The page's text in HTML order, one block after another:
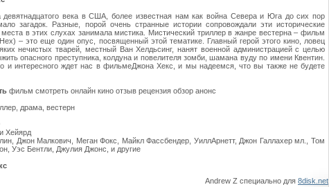
девятнадцатого века в США, более известная нам как война Севера и Юга до сих пор
загадок. Разные, порой очень странные истории сопровождали эти исторические
в этих слухах занимала мистика. Мистический триллер в жанре вестерна – фильм
– это еще один опус, посвященный этой тематике. Главный герой этого кино, ловец
нечистых тварей, местный Ван Хелдьсинг, нанят военной администрацией с целью
опасного преступника, колдуна и повелителя зомби, шамана вуду по имени Квентин.
и интересного ждет нас в фильмеДжона Хекс, и мы надеемся, что вы также не будете
фильм смотреть онлайн кино отзыв рецензия обзор анонс
драма, вестерн
Хейярд
Джон Малкович, Меган Фокс, Майкл Фассбендер, УиллАрнетт, Джон Галлахер мл., Том
Уэс Бентли, Джулия Джонс, и другие
Andrew Z специально для 8disk.net